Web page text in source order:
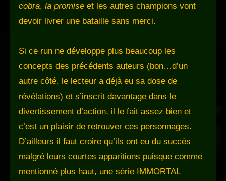
cobra, la promise et les autres champions vont
devoir livrer une bataille sans merci.
Si ce run ne développe plus beaucoup les
concepts des précédents auteurs (bon…d’un
autre côté, le lecteur a déjà eu sa dose de
révélations) et s’inscrit davantage dans le
divertissement d’action, il le fait assez bien et
c’est un plaisir de retrouver ces personnages.
D’ailleurs il faut croire qu’ils ont eu du succès
malgré leurs courtes apparitions puisque comme
mentionné plus haut, une série IMMORTAL